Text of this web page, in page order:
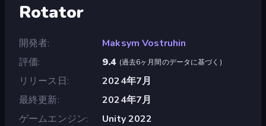
Rotator
開発者
Maksym Vostruhin
評価
9.4 (過去6ヶ月間のデータに基づく )
リリース日
2024年7月
最終更新
2024年7月
ゲームエンジン
Unity 2022